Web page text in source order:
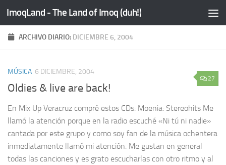
Saltar al contenido
ImoqLand - The Land of Imoq (duh!)
ARCHIVO DIARIO: DICIEMBRE 6, 2004
27
MÚSICA 6 DICIEMBRE, 2004
Oldies & live are back!
En Mix Up Veracruz compré estos CDs: Moenia: Stereohits Me
llamó la atención porque en la radio escuché «Ni tú ni nadie»
cantada por este grupo y como soy fan de la música ochentera
inmediatamente llamó mi atención. Me gustan en general
todas las canciones y es grato escucharlas con otro ritmo y al